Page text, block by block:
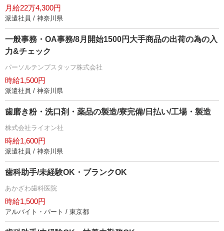
月給22万4,300円
派遣社員 / 神奈川県
一般事務・OA事務/8月開始1500円大手商品の出荷の為の入
力&チェック
パーソルテンプスタッフ株式会社
時給1,500円
派遣社員 / 神奈川県
歯磨き粉・洗口剤・薬品の製造/寮完備/日払い/工場・製造
株式会社ライオン社
時給1,600円
派遣社員 / 神奈川県
歯科助手/未経験OK・ブランクOK
あかざわ歯科医院
時給1,500円
アルバイト・パート / 東京都